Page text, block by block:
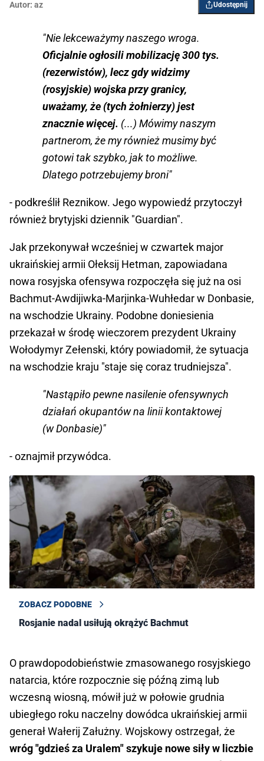
Autor: az Udostępnij
"Nie lekceważymy naszego wroga.
Oficjalnie ogłosili mobilizację 300 tys.
(rezerwistów), lecz gdy widzimy
(rosyjskie) wojska przy granicy,
uważamy, że (tych żołnierzy) jest
znacznie więcej. (...) Mówimy naszym
partnerom, że my również musimy być
gotowi tak szybko, jak to możliwe.
Dlatego potrzebujemy broni"
- podkreślił Reznikow. Jego wypowiedź przytoczył
również brytyjski dziennik "Guardian".
Jak przekonywał wcześniej w czwartek major
ukraińskiej armii Ołeksij Hetman, zapowiadana
nowa rosyjska ofensywa rozpoczęła się już na osi
Bachmut-Awdijiwka-Marjinka-Wuhłedar w Donbasie,
na wschodzie Ukrainy. Podobne doniesienia
przekazał w środę wieczorem prezydent Ukrainy
Wołodymyr Zełenski, który powiadomił, że sytuacja
na wschodzie kraju "staje się coraz trudniejsza".
"Nastąpiło pewne nasilenie ofensywnych
działań okupantów na linii kontaktowej
(w Donbasie)"
- oznajmił przywódca.
ZOBACZ PODOBNE
Rosjanie nadal usiłują okrążyć Bachmut
O prawdopodobieństwie zmasowanego rosyjskiego
natarcia, które rozpocznie się późną zimą lub
wczesną wiosną, mówił już w połowie grudnia
ubiegłego roku naczelny dowódca ukraińskiej armii
generał Wałerij Załużny. Wojskowy ostrzegał, że
wróg "gdzieś za Uralem" szykuje nowe siły w liczbie